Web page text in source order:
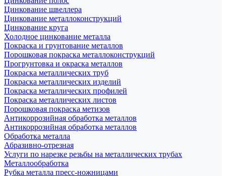
Цинкование швеллера
Цинкование металлоконструкций
Цинкование круга
Холодное цинкование металла
Покраска и грунтование металлов
Порошковая покраска металлоконструкций
Прогрунтовка и окраска металлов
Покраска металлических труб
Покраска металлических изделий
Покраска металлических профилей
Покраска металлических листов
Порошковая покраска метизов
Антикоррозийная обработка металлов
Антикоррозийная обработка металлов
Обработка металла
Абразивно-отрезная
Услуги по нарезке резьбы на металлических трубах
Металлообработка
Рубка металла пресс-ножницами